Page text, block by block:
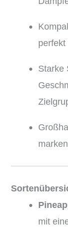
Starke
mit